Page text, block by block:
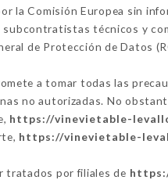
la Comisión Europea sin
subcontratistas técnicos y
de Protección de Datos
a tomar todas las
no autorizadas. No
https://vinevietable-
https://vinevietable-
tratados por filiales de